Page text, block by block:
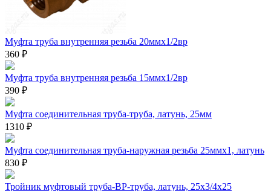
Муфта труба внутренняя резьба 20ммx1/2вр
360 ₽
Муфта труба внутренняя резьба 15ммx1/2вр
390 ₽
Муфта соединительная труба-труба, латунь, 25мм
1310 ₽
Муфта соединительная труба-наружная резьба 25ммх1, латунь
830 ₽
Тройник муфтовый труба-ВР-труба, латунь, 25х3/4х25